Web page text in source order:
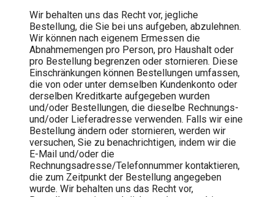
Wir behalten uns das Recht vor, jegliche
Bestellung, die Sie bei uns aufgeben, abzulehnen.
Wir können nach eigenem Ermessen die
Abnahmemengen pro Person, pro Haushalt oder
pro Bestellung begrenzen oder stornieren. Diese
Einschränkungen können Bestellungen umfassen,
die von oder unter demselben Kundenkonto oder
derselben Kreditkarte aufgegeben wurden
und/oder Bestellungen, die dieselbe Rechnungs-
und/oder Lieferadresse verwenden. Falls wir eine
Bestellung ändern oder stornieren, werden wir
versuchen, Sie zu benachrichtigen, indem wir die
E-Mail und/oder die
Rechnungsadresse/Telefonnummer kontaktieren,
die zum Zeitpunkt der Bestellung angegeben
wurde. Wir behalten uns das Recht vor,